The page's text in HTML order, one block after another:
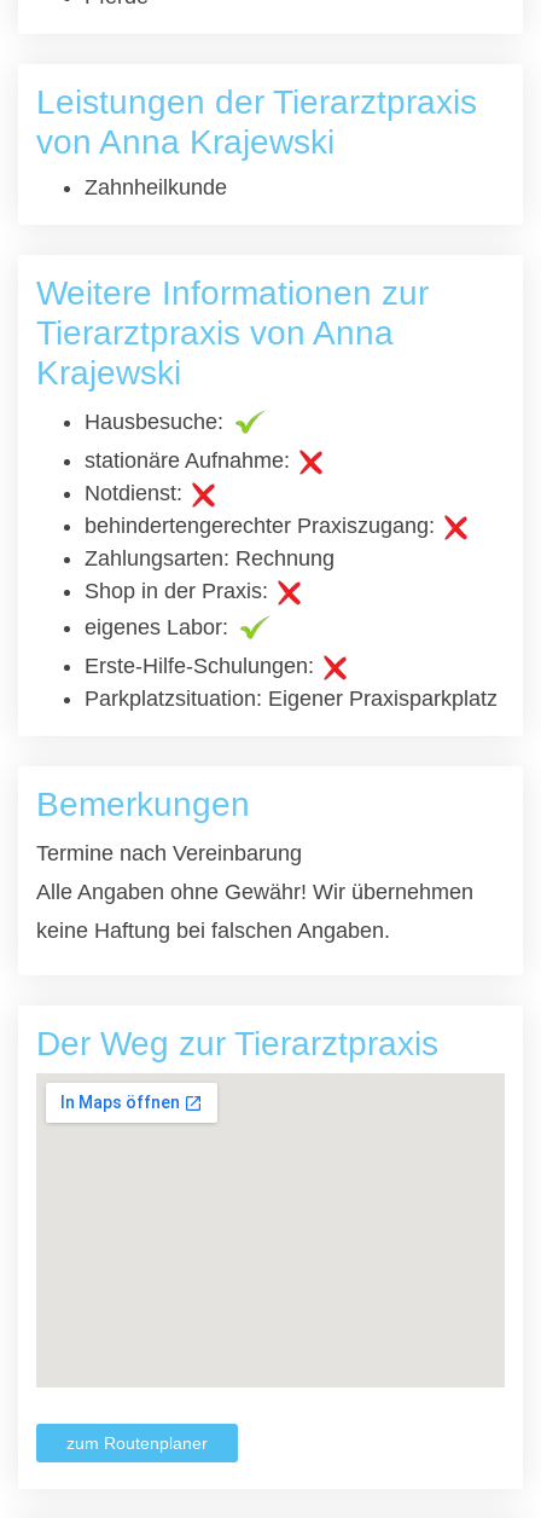
Leistungen der Tierarztpraxis
von Anna Krajewski
Zahnheilkunde
Weitere Informationen zur
Tierarztpraxis von Anna
Krajewski
Hausbesuche:
stationäre Aufnahme:
Notdienst:
behindertengerechter Praxiszugang:
Zahlungsarten: Rechnung
Shop in der Praxis:
eigenes Labor:
Erste-Hilfe-Schulungen:
Parkplatzsituation: Eigener Praxisparkplatz
Bemerkungen
Termine nach Vereinbarung
Alle Angaben ohne Gewähr! Wir übernehmen
keine Haftung bei falschen Angaben.
Der Weg zur Tierarztpraxis
zum Routenplaner